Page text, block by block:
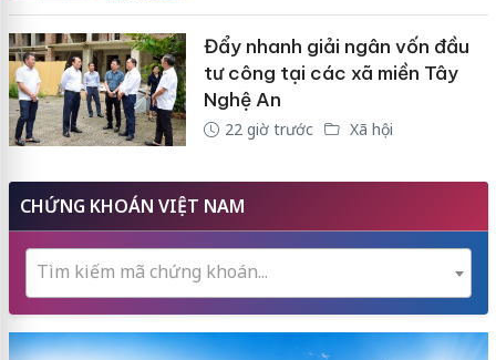
Đẩy nhanh giải ngân vốn đầu
tư công tại các xã miền Tây
Nghệ An
22 giờ trước Xã hội
CHỨNG KHOÁN VIỆT NAM
Tìm kiếm mã chứng khoán...